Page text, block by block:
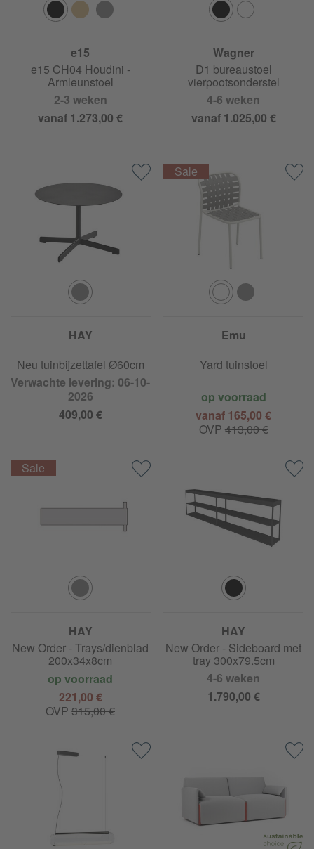
e15
e15 CH04 Houdini -
Armleunstoel
2-3 weken
vanaf 1.273,00 €
Wagner
D1 bureaustoel
vierpootsonderstel
4-6 weken
vanaf 1.025,00 €
HAY
Neu tuinbijzettafel Ø60cm
Verwachte levering: 06-10-
2026
409,00 €
Emu
Yard tuinstoel
op voorraad
vanaf 165,00 €
OVP 413,00 €
HAY
New Order - Trays/dienblad
200x34x8cm
op voorraad
221,00 €
OVP315,00 €
HAY
New Order - Sideboard met
tray 300x79.5cm
4-6 weken
1.790,00 €